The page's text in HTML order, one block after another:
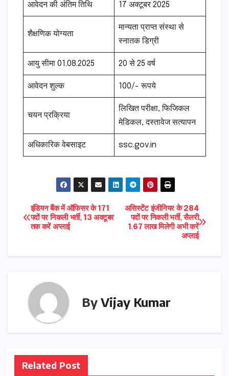
आवेदन की अंतिम तिथि 17 अक्टूबर 2025
शैक्षणिक योग्यता
मान्यता प्राप्त संस्था से
स्नातक डिग्री
आयु सीमा 01.08.2025 20 से 25 वर्ष
आवेदन शुल्क 100/- रूपये
चयन प्रक्रिया
लिखित परीक्षा, फिजिकल
मेडिकल, दस्तावेज सत्यापन
अधिकारिक वेबसाइट ssc.gov.in
Post
navigation
असिस्टेंट इंजीनियर के 284
पदों पर निकली भर्ती, सैलरी
1.67 लाख मिलेगी अभी करें
अप्लाई
इंडियन बैंक में ऑफिसर के 171
पदों पर निकली भर्ती, 13 अक्टूबर
तक करें अप्लाई
By Vijay Kumar
Related Post